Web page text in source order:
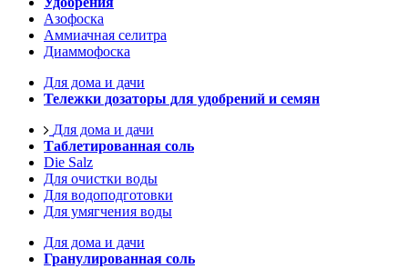
Азофоска
Аммиачная селитра
Диаммофоска
Для дома и дачи
Тележки дозаторы для удобрений и семян
Для дома и дачи
Таблетированная соль
Die Salz
Для очистки воды
Для водоподготовки
Для умягчения воды
Для дома и дачи
Гранулированная соль